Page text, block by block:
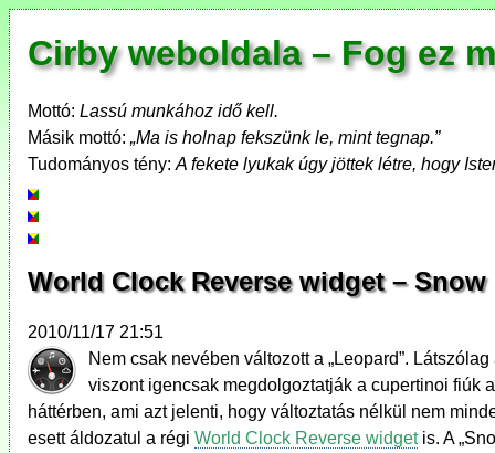
Cirby weboldala – Fog ez
Mottó: Lassú munkához idő kell.
Másik mottó: „Ma is holnap fekszünk le, mint tegnap.”
Tudományos tény: A fekete lyukak úgy jöttek létre, hogy
World Clock Reverse widget –
2010/11/17 21:51
Nem csak nevében változott a „Leopard”.
viszont igencsak megdolgoztatják a cupertinoi fiúk
háttérben, ami azt jelenti, hogy változtatás nélkül nem
esett áldozatul a régi World Clock Reverse widgetis. A